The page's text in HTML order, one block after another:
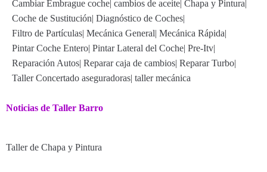
Cambiar Embrague coche cambios de aceite Chapa y Pintura
Coche de Sustitución| Diagnóstico de Coches|
Filtro de Partículas| Mecánica General| Mecánica Rápida|
Pintar Coche Entero| Pintar Lateral del Coche| Pre-Itv|
Reparación Autos| Reparar caja de cambios| Reparar Turbo|
Taller Concertado aseguradoras| taller mecánica
Noticias de Taller Barro
Taller de Chapa y Pintura